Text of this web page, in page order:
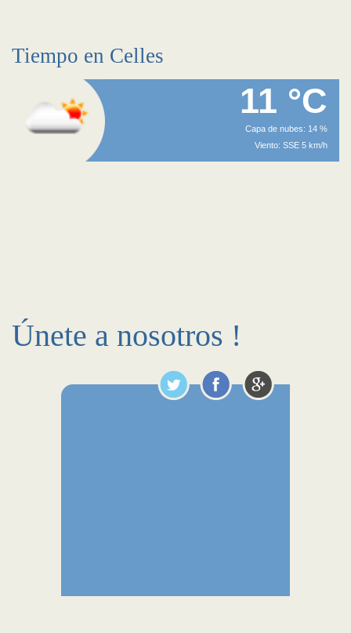
Tiempo en Celles
11 °C
Capa de nubes: 14 %
Viento: SSE 5 km/h
Únete a nosotros !